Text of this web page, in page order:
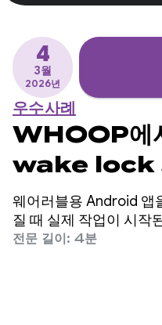
4
3월
2026년
우수사례
WHOOP에
wake lock
상 줄인 방법
웨어러블용 Android 앱
질 때 실제 작업이 시작
전문 길이: 4분